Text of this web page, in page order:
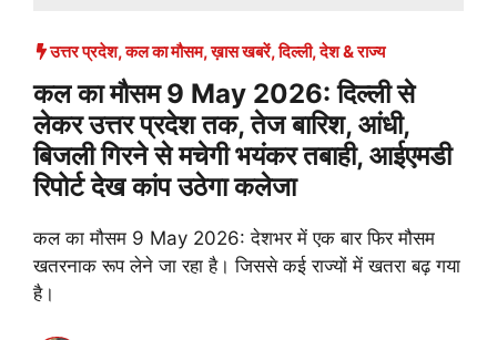
उत्तर प्रदेश,कल का मौसम,ख़ास खबरें,दिल्ली,देश & राज्य
कल का मौसम 9 May 2026: दिल्ली से
लेकर उत्तर प्रदेश तक, तेज बारिश, आंधी,
बिजली गिरने से मचेगी भयंकर तबाही, आईएमडी
रिपोर्ट देख कांप उठेगा कलेजा
कल का मौसम 9 May 2026: देशभर में एक बार फिर मौसम
खतरनाक रूप लेने जा रहा है। जिससे कई राज्यों में खतरा बढ़ गया
है।